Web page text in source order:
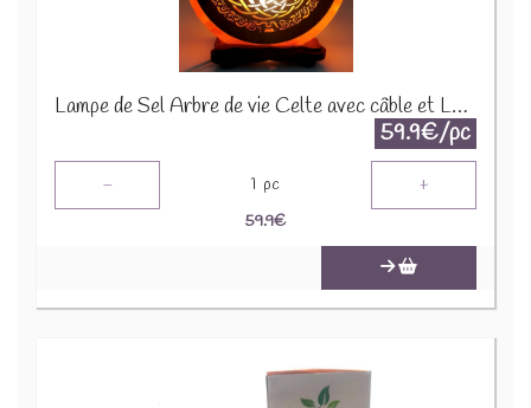
Lampe de Sel Arbre de vie Celte avec câble et LED - +/- 5 kgs TOL104
59.9€/pc
- 1 pc +
59.9€